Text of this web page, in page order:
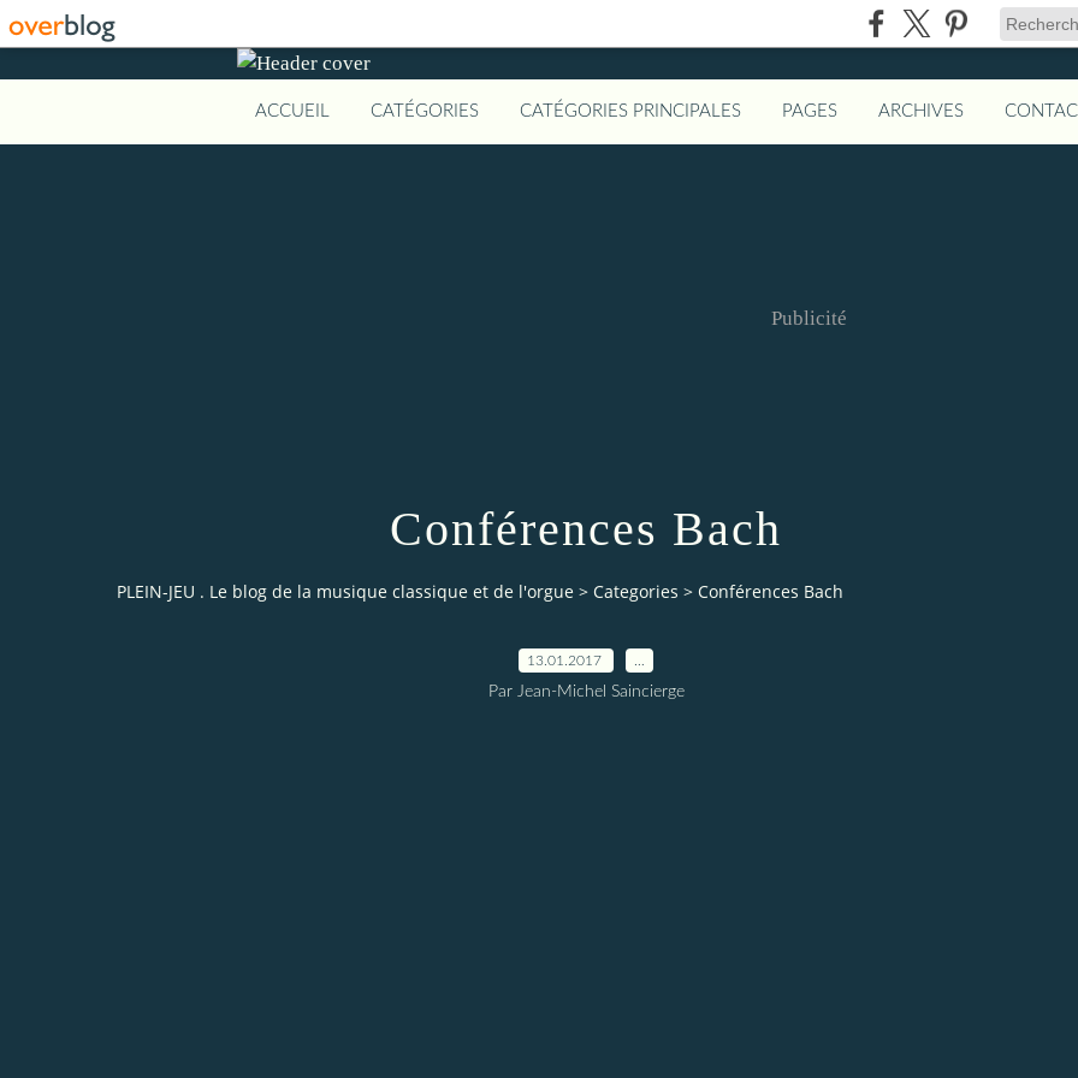
ACCUEIL CATÉGORIES CATÉGORIES PRINCIPALES PAGES ARCHIVES
Publicité
Conférences Bach
PLEIN-JEU . Le blog de la musique classique et de l'orgue > Categories > Conférences Bach
13.01.2017
Par Jean-Michel Saincierge